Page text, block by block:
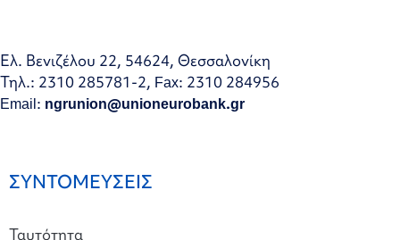
Ελ. Βενιζέλου 22, 54624, Θεσσαλονίκη
Τηλ.: 2310 285781-2, Fax: 2310 284956
Email: ngrunion@unioneurobank.gr
ΣΥΝΤΟΜΕΥΣΕΙΣ
Ταυτότητα